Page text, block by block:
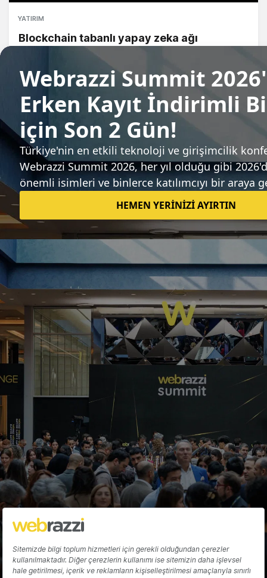
YATIRIM
Blockchain tabanlı yapay zeka ağı
geliştiren Sahara AI, 43 milyon dolar
Sıradaki haber
Kurumsal seyahat çözümleri sunan
Spotnana, 75 milyon dolar yatırım aldı
Hakkında Yazarlar